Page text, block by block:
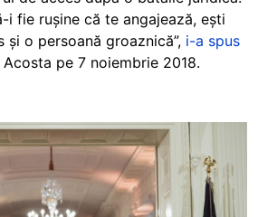
i fie rușine că te angajează, ești
o persoană groaznică”, i-a spus
Acosta pe 7 noiembrie 2018.